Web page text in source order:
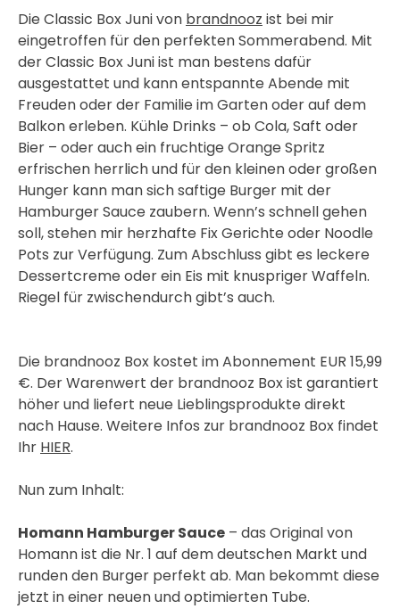
Die Classic Box Juni von brandnooz ist bei mir
eingetroffen für den perfekten Sommerabend. Mit
der Classic Box Juni ist man bestens dafür
ausgestattet und kann entspannte Abende mit
Freuden oder der Familie im Garten oder auf dem
Balkon erleben. Kühle Drinks – ob Cola, Saft oder
Bier – oder auch ein fruchtige Orange Spritz
erfrischen herrlich und für den kleinen oder großen
Hunger kann man sich saftige Burger mit der
Hamburger Sauce zaubern. Wenn’s schnell gehen
soll, stehen mir herzhafte Fix Gerichte oder Noodle
Pots zur Verfügung. Zum Abschluss gibt es leckere
Dessertcreme oder ein Eis mit knuspriger Waffeln.
Riegel für zwischendurch gibt’s auch.
Die brandnooz Box kostet im Abonnement EUR 15,99
€. Der Warenwert der brandnooz Box ist garantiert
höher und liefert neue Lieblingsprodukte direkt
nach Hause. Weitere Infos zur brandnooz Box findet
Ihr HIER.
Nun zum Inhalt:
Homann Hamburger Sauce – das Original von
Homann ist die Nr. 1 auf dem deutschen Markt und
runden den Burger perfekt ab. Man bekommt diese
jetzt in einer neuen und optimierten Tube.